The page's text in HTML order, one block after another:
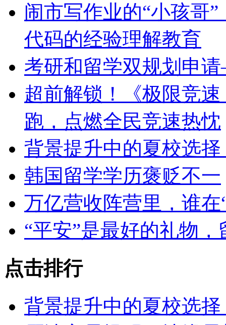
闹市写作业的“小孩哥
代码的经验理解教育
考研和留学双规划申
超前解锁！《极限竞
跑，点燃全民竞速热忱
背景提升中的夏校选
韩国留学学历褒贬不一
万亿营收阵营里，谁在
“平安”是最好的礼物
点击排行
背景提升中的夏校选